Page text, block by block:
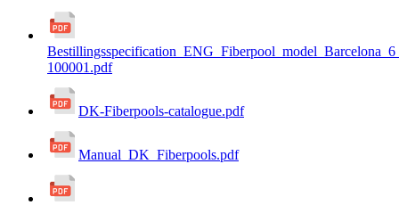
100001.pdf
DK-Fiberpools-catalogue.pdf
Manual_DK_Fiberpools.pdf